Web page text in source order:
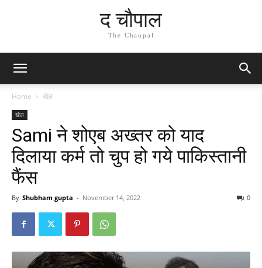
द चौपाल
The Chaupal
Home खेल
खेल
Sami ने शोएब अख्तर को याद
दिलाया कर्म तो चुप हो गये पाकिस्तानी
फैंस
By Shubham gupta - November 14, 2022 0